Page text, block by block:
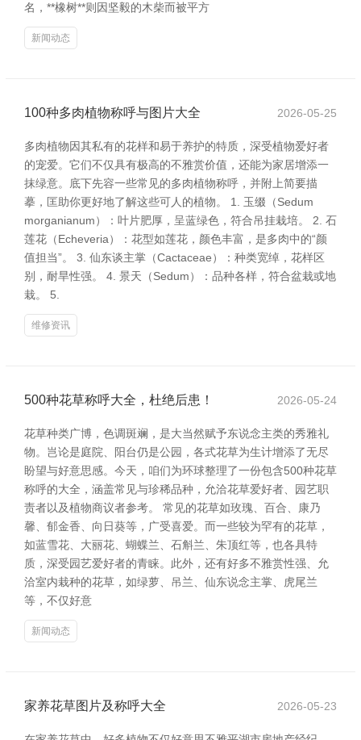
名，**橡树**则因坚毅的木柴而被平方
新闻动态
100种多肉植物称呼与图片大全 2026-05-25
多肉植物因其私有的花样和易于养护的特质，深受植物爱好者
的宠爱。它们不仅具有极高的不雅赏价值，还能为家居增添一
抹绿意。底下先容一些常见的多肉植物称呼，并附上简要描
摹，匡助你更好地了解这些可人的植物。 1. 玉缀（Sedum
morganianum）：叶片肥厚，呈蓝绿色，符合吊挂栽培。 2. 石
莲花（Echeveria）：花型如莲花，颜色丰富，是多肉中的“颜
值担当”。 3. 仙东谈主掌（Cactaceae）：种类宽绰，花样区
别，耐旱性强。 4. 景天（Sedum）：品种各样，符合盆栽或地
栽。 5.
维修资讯
500种花草称呼大全，杜绝后患！ 2026-05-24
花草种类广博，色调斑斓，是大当然赋予东说念主类的秀雅礼
物。岂论是庭院、阳台仍是公园，各式花草为生计增添了无尽
盼望与好意思感。今天，咱们为环球整理了一份包含500种花草
称呼的大全，涵盖常见与珍稀品种，允洽花草爱好者、园艺职
责者以及植物商议者参考。 常见的花草如玫瑰、百合、康乃
馨、郁金香、向日葵等，广受喜爱。而一些较为罕有的花草，
如蓝雪花、大丽花、蝴蝶兰、石斛兰、朱顶红等，也各具特
质，深受园艺爱好者的青睐。此外，还有好多不雅赏性强、允
洽室内栽种的花草，如绿萝、吊兰、仙东说念主掌、虎尾兰
等，不仅好意
新闻动态
家养花草图片及称呼大全 2026-05-23